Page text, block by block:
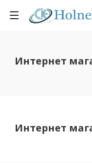
Интернет
Интернет